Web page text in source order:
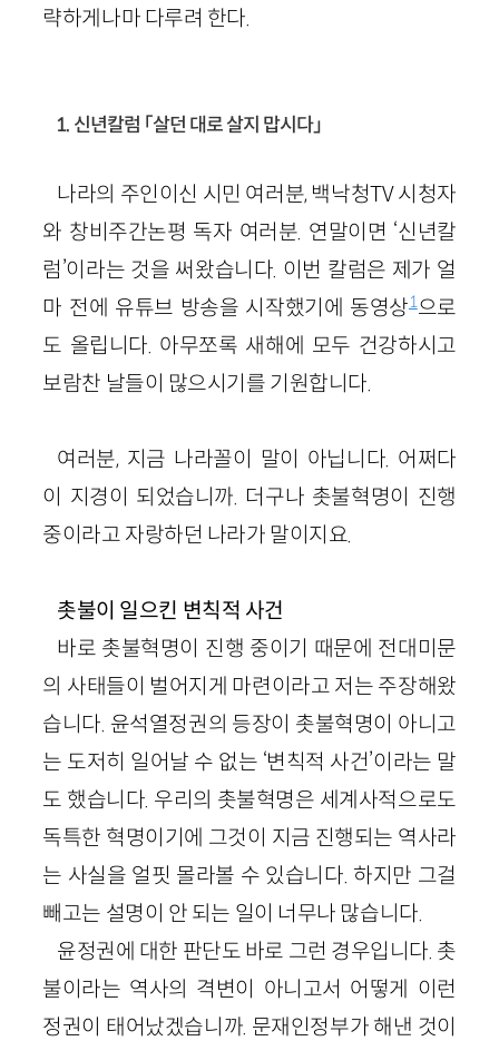
략하게나마 다루려 한다.
1. 신년칼럼 「살던 대로 살지 맙시다」
나라의 주인이신 시민 여러분, 백낙청TV 시청자
와 창비주간논평 독자 여러분. 연말이면 ‘신년칼
럼’이라는 것을 써왔습니다. 이번 칼럼은 제가 얼
마 전에 유튜브 방송을 시작했기에 동영상1으로
도 올립니다. 아무쪼록 새해에 모두 건강하시고
보람찬 날들이 많으시기를 기원합니다.
여러분, 지금 나라꼴이 말이 아닙니다. 어쩌다
이 지경이 되었습니까. 더구나 촛불혁명이 진행
중이라고 자랑하던 나라가 말이지요.
촛불이 일으킨 변칙적 사건
바로 촛불혁명이 진행 중이기 때문에 전대미문
의 사태들이 벌어지게 마련이라고 저는 주장해왔
습니다. 윤석열정권의 등장이 촛불혁명이 아니고
는 도저히 일어날 수 없는 ‘변칙적 사건’이라는 말
도 했습니다. 우리의 촛불혁명은 세계사적으로도
독특한 혁명이기에 그것이 지금 진행되는 역사라
는 사실을 얼핏 몰라볼 수 있습니다. 하지만 그걸
빼고는 설명이 안 되는 일이 너무나 많습니다.
윤정권에 대한 판단도 바로 그런 경우입니다. 촛
불이라는 역사의 격변이 아니고서 어떻게 이런
정권이 태어났겠습니까. 문재인정부가 해낸 것이